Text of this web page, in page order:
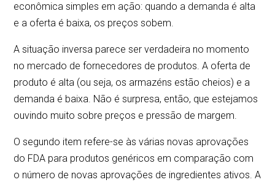
econômica simples em ação: quando a demanda é alta
e a oferta é baixa, os preços sobem.
A situação inversa parece ser verdadeira no momento
no mercado de fornecedores de produtos. A oferta de
produto é alta (ou seja, os armazéns estão cheios) e a
demanda é baixa. Não é surpresa, então, que estejamos
ouvindo muito sobre preços e pressão de margem.
O segundo item refere-se às várias novas aprovações
do FDA para produtos genéricos em comparação com
o número de novas aprovações de ingredientes ativos. A